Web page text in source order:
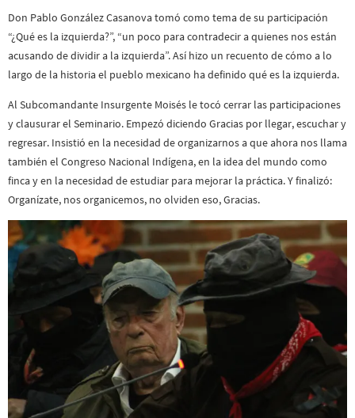
Don Pablo González Casanova tomó como tema de su participación
“¿Qué es la izquierda?”, “un poco para contradecir a quienes nos están
acusando de dividir a la izquierda”. Así hizo un recuento de cómo a lo
largo de la historia el pueblo mexicano ha definido qué es la izquierda.
Al Subcomandante Insurgente Moisés le tocó cerrar las participaciones
y clausurar el Seminario. Empezó diciendo Gracias por llegar, escuchar y
regresar. Insistió en la necesidad de organizarnos a que ahora nos llama
también el Congreso Nacional Indígena, en la idea del mundo como
finca y en la necesidad de estudiar para mejorar la práctica. Y finalizó:
Organízate, nos organicemos, no olviden eso, Gracias.